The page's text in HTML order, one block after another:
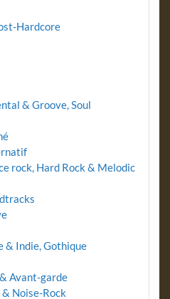
Hardcore
& Groove, Soul
rock, Hard Rock & Melodic
& Indie, Gothique
Avant-garde
& Noise-Rock